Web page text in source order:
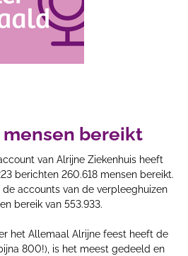
mensen bereikt
van Alrijne Ziekenhuis heeft
berichten 260.618 mensen bereikt.
de accounts van de verpleeghuizen
bereik van 553.933.
het Allemaal Alrijne feest heeft de
800!), is het meest gedeeld en